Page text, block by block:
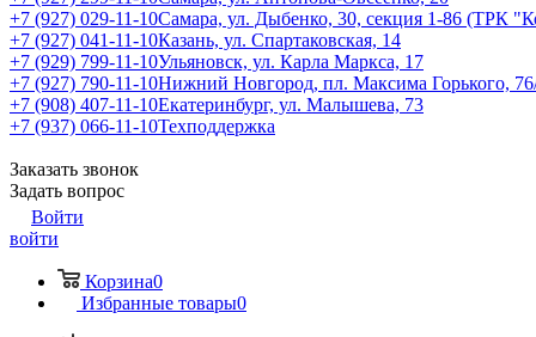
+7 (927) 029-11-10Самара, ул. Дыбенко, 30, секция 1-86 (ТРК
+7 (927) 041-11-10Казань, ул. Спартаковская, 14
+7 (929) 799-11-10Ульяновск, ул. Карла Маркса, 17
+7 (927) 790-11-10Нижний Новгород, пл. Максима Горького,
+7 (908) 407-11-10Екатеринбург, ул. Малышева, 73
+7 (937) 066-11-10Техподдержка
Заказать звонок
Задать вопрос
Войти
войти
Корзина0
Избранные товары0